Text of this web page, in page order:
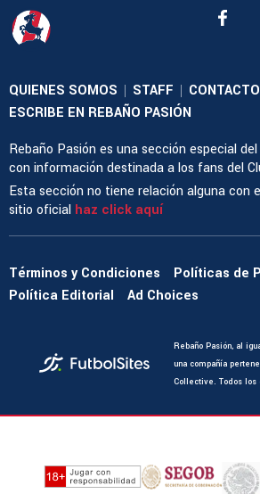
QUIENES SOMOS | STAFF | CONTACTO
ESCRIBE EN REBAÑO PASIÓN
Rebaño Pasión es una sección especial
con información destinada a los fans del
Esta sección no tiene relación alguna con
sitio oficial haz click aquí
Términos y Condiciones
Políticas de
Política Editorial
Ad Choices
Rebaño Pasión, al
una compañía
Collective. Todos los